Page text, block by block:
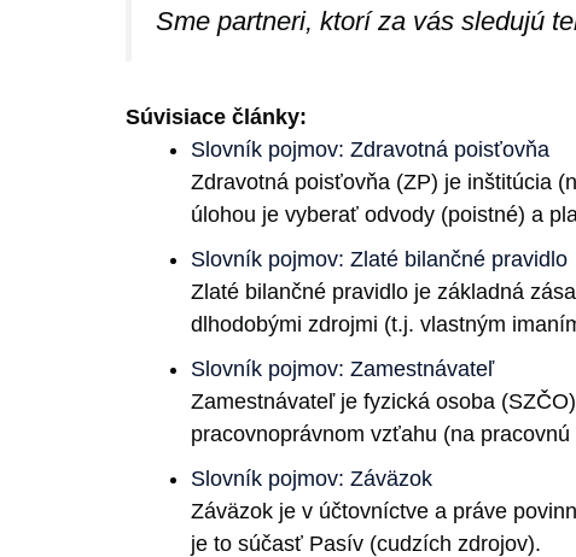
Sme partneri, ktorí za vás sledujú
Súvisiace články:
Slovník pojmov: Zdravotná poisťovňa
Zdravotná poisťovňa (ZP) je inštitúcia
úlohou je vyberať odvody (poistné) a
Slovník pojmov: Zlaté bilančné pravidlo
Zlaté bilančné pravidlo je základná
dlhodobými zdrojmi (t.j. vlastným
Slovník pojmov: Zamestnávateľ
Zamestnávateľ je fyzická osoba
pracovnoprávnom vzťahu (na
Slovník pojmov: Záväzok
Záväzok je v účtovníctve a práve
je to súčasť Pasív (cudzích zdrojov).